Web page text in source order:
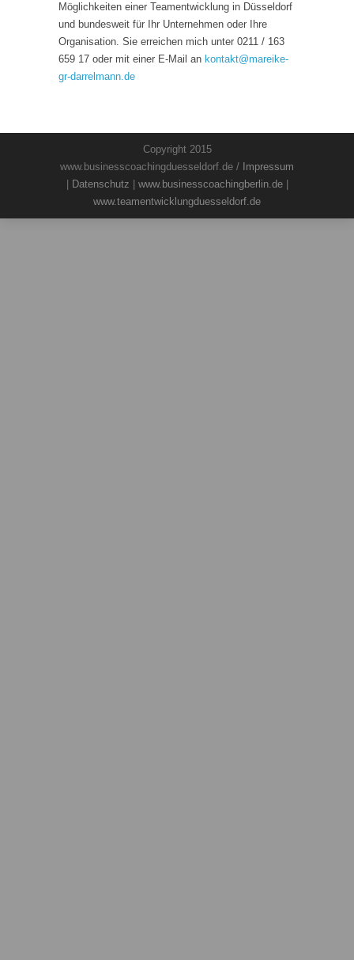
Möglichkeiten einer Teamentwicklung in Düsseldorf
und bundesweit für Ihr Unternehmen oder Ihre
Organisation. Sie erreichen mich unter 0211 / 163
659 17 oder mit einer E-Mail an kontakt@mareike-
gr-darrelmann.de
Copyright 2015
www.businesscoachingduesseldorf.de / Impressum
Datenschutz www.businesscoachingberlin.de|
www.teamentwicklungduesseldorf.de